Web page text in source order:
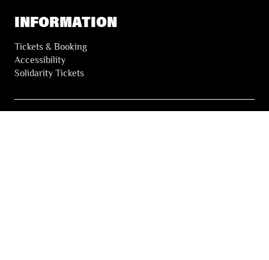
INFORMATION
Tickets & Booking
Accessibility
Solidarity Tickets